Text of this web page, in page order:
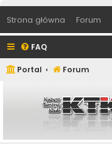
Strona główna Forum
FAQ
Portal Forum